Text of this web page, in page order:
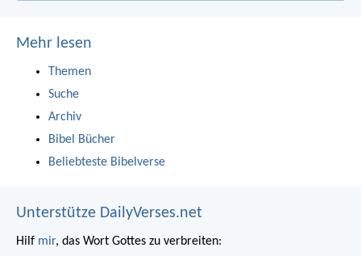
Mehr lesen
Themen
Suche
Archiv
Bibel Bücher
Beliebteste Bibelverse
Unterstütze DailyVerses.net
Hilf mir, das Wort Gottes zu verbreiten: